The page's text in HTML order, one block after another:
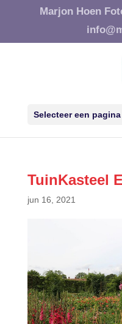
Marjon Hoen
Selecteer een pagina
TuinKasteel
jun 16, 2021